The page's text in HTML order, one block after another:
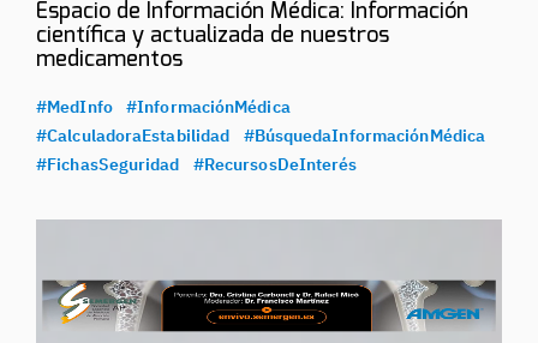
Espacio de Información Médica: Información
científica y actualizada de nuestros
medicamentos
#MedInfo
#InformaciónMédica
#CalculadoraEstabilidad
#BúsquedaInformaciónMédica
#FichasSeguridad
#RecursosDeInterés